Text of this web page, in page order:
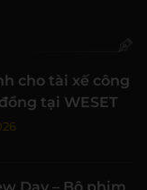
cho tài xế công
tại WESET